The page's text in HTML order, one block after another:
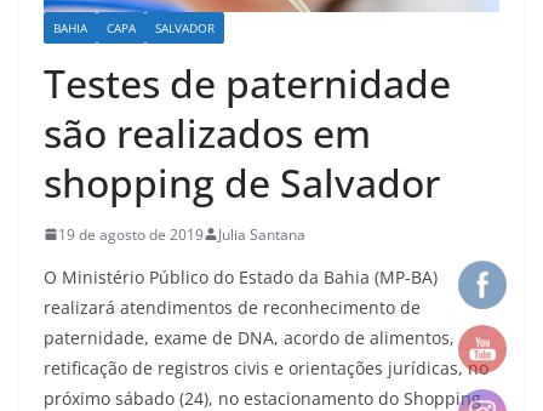
BAHIA CAPA SALVADOR
Testes de paternidade
são realizados em
shopping de Salvador
19 de agosto de 2019 Julia Santana
O Ministério Público do Estado da Bahia (MP-BA)
realizará atendimentos de reconhecimento de
paternidade, exame de DNA, acordo de alimentos,
retificação de registros civis e orientações jurídicas, no
próximo sábado (24), no estacionamento do Shopping